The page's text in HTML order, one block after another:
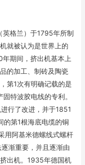
格兰）于1795年所制
就被认为是世界上的
期间，挤出机基本上
的加工、制砖及陶瓷
第1次有明确记载的是
特波胶电线的专利。
行了改进，并于1851
的第1根海底电缆的铜
用阿基米德螺线式螺杆
渐重要，并且逐渐由
出机。1935年德国机